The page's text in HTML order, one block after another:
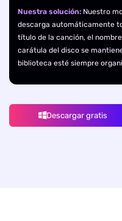
Nuestra solución: Nuestro
descarga automáticamente
título de la canción, el
carátula del disco se
biblioteca esté siempre
Descargar gratis